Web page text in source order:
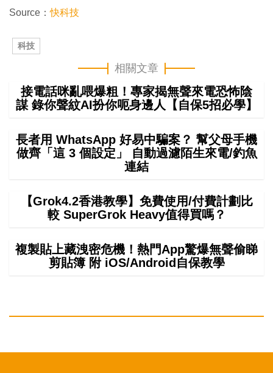
Source：快科技
科技
相關文章
接電話咪亂喂爆粗！專家揭無聲來電恐怖陰
謀 錄你聲紋AI扮你呃身邊人【自保5招必學】
長者用 WhatsApp 好易中騙案？ 幫父母手機
做齊「這 3 個設定」 自動過濾陌生來電/釣魚
連結
【Grok4.2香港教學】免費使用/付費計劃比
較 SuperGrok Heavy值得買嗎？
複製貼上藏洩密危機！熱門App驚爆無聲偷睇
剪貼簿 附 iOS/Android自保教學